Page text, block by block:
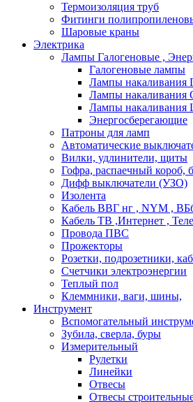
Термоизоляция труб
Фитинги
Шаровые краны
Электрика
Лампы Галогеновые ,
Галогеновые лампы
Лампы накаливания
Лампы накаливания
Лампы накаливания
Энергосберегающие
Патроны для ламп
Автоматические
Вилки, удлинители, щиты
Гофра, распаечный короб,
Дифф выключатели (УЗО)
Изолента
Кабель ВВГ нг , NYM ,
Кабель ТВ ,Интернет ,
Провода ПВС
Прожекторы
Розетки, подрозетники,
Счетчики электроэнергии
Теплый пол
Клеммники, ваги, шины,
Инструмент
Вспомогательный
Зубила, сверла, буры
Измерительный
Рулетки
Линейки
Отвесы
Отвесы